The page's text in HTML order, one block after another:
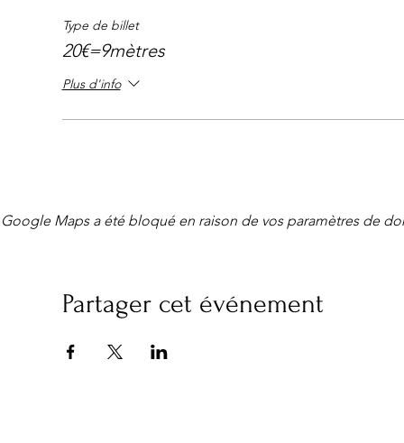
Type de billet
20€=9mètres
Plus d'info
Google Maps a été bloqué en raison de vos paramètres de
Partager cet événement